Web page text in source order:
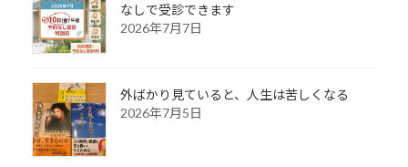
なしで受診できます
2026年7月7日
外ばかり見ていると、人生は苦しくなる
2026年7月5日